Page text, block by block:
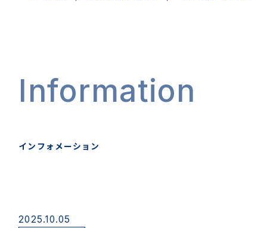
Information
インフォメーション
2025.10.05